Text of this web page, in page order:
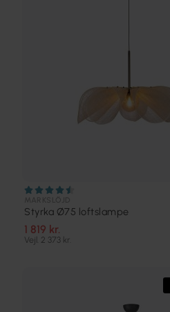
Styrka Ø75 loftslampe
1 819 kr.
Vejl. 2 373 kr.